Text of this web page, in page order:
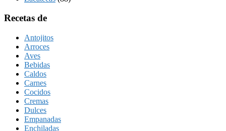
Recetas de
Antojitos
Arroces
Aves
Bebidas
Caldos
Carnes
Cocidos
Cremas
Dulces
Empanadas
Enchiladas